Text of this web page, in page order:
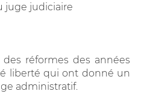
juge judiciaire
réformes des années
liberté qui ont donné un
administratif.